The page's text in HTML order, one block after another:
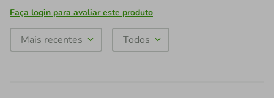
Faça login para avaliar este produto
Mais recentes Todos